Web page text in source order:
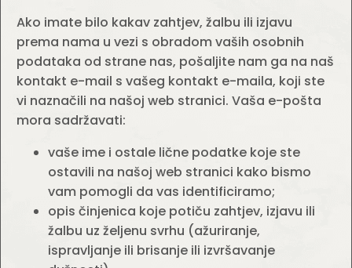
Ako imate bilo kakav zahtjev, žalbu ili izjavu
prema nama u vezi s obradom vaših osobnih
podataka od strane nas, pošaljite nam ga na naš
kontakt e-mail s vašeg kontakt e-maila, koji ste
vi naznačili na našoj web stranici. Vaša e-pošta
mora sadržavati:
vaše ime i ostale lične podatke koje ste
ostavili na našoj web stranici kako bismo
vam pomogli da vas identificiramo;
opis činjenica koje potiču zahtjev, izjavu ili
žalbu uz željenu svrhu (ažuriranje,
ispravljanje ili brisanje ili izvršavanje